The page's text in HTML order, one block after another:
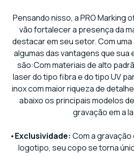
Pensando nisso, a PRO Marking
vão fortalecer a presença da
destacar em seu setor. Com
algumas das vantagens que
são:Com materiais de alto
laser do tipo fibra e do tipo UV
inox com maior riqueza de
abaixo os principais modelos
gravação em a
•Exclusividade: Com a gravação
logotipo, seu copo se torna